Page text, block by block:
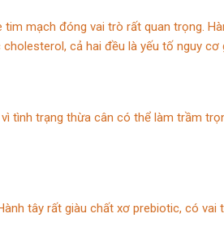
mạch đóng vai trò rất quan trọng.
cả hai đều là yếu tố nguy cơ
tình trạng thừa cân có thể làm trầm
tây rất giàu chất xơ prebiotic, có